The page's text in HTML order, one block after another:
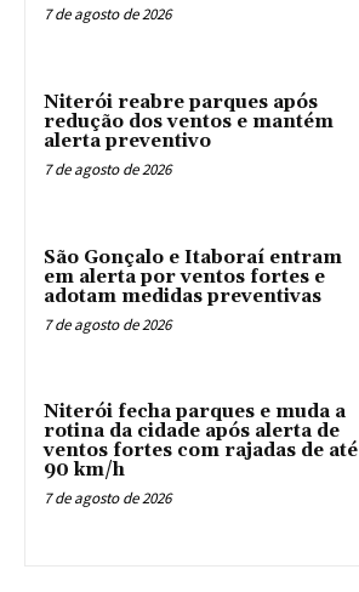
7 de agosto de 2026
Niterói reabre parques após
redução dos ventos e mantém
alerta preventivo
7 de agosto de 2026
São Gonçalo e Itaboraí entram
em alerta por ventos fortes e
adotam medidas preventivas
7 de agosto de 2026
Niterói fecha parques e muda a
rotina da cidade após alerta de
ventos fortes com rajadas de até
90 km/h
7 de agosto de 2026